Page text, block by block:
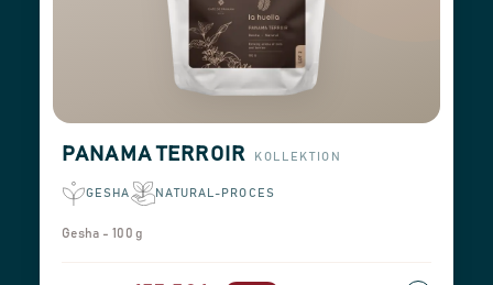
PANAMA TERROIR KOLLEKTION
GESHA NATURAL-PROCES
Gesha - 100 g